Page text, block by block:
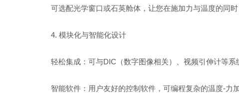
可选配光学窗口或石英舱体，让您在施加力与温度的同
4. 模块化与智能化设计
轻松集成：可与DIC （数字图像相关）、视频引伸计等
智能软件：用户友好的控制软件，可编程复杂的温度-力